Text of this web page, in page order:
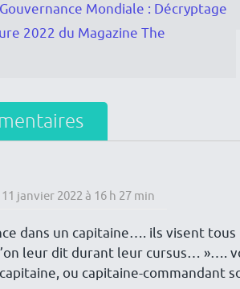
Mondiale : Décryptage
2022 du Magazine The
janvier 2022 à 16 h 27 min
dans un capitaine…. ils visent
leur dit durant leur cursus… »….
ou capitaine-commandant